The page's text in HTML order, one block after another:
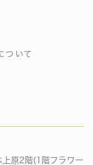
ついて
原2階(1階フラワー